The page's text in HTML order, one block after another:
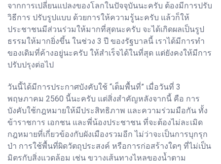
จากการเปลี่ยนแปลงของโลกในปัจจุบันนะครับ ต้องมีการปรับ
วิธีการ ปรับรูปแบบ ด้วยการให้ความรู้นะครับ แล้วก็ให้
ประชาชนมีส่วนร่วมให้มากที่สุดนะครับ จะได้เกิดผลเป็นรูป
ธรรมให้มากยิ่งขึ้น ในช่วง 3 ปี ของรัฐบาลนี้ เราได้มีการทำ
ของเดิมที่ค้างอยู่นะครับ ให้สำเร็จได้ในที่สุด แต่ยังคงให้มีการ
ปรับปรุงต่อไป
วันนี้ได้มีการประกาศบังคับใช้ “เต็มพื้นที่” เมื่อวันที่ 3
พฤษภาคม 2560 นี้นะครับ แต่สิ่งสำคัญหลังจากนี้ คือ การ
บังคับใช้กฎหมายให้มีประสิทธิภาพ และความร่วมมือกัน ทั้ง
ข้าราชการ เอกชน และพี่น้องประชาชน ที่จะต้องไม่ละเมิด
กฎหมายที่เกี่ยวข้องกับผังเมืองรวมอีก ไม่ว่าจะเป็นการบุกรุก
ป่า การใช้พื้นที่ผิดวัตถุประสงค์ หรือการก่อสร้างใดๆ ที่ไม่เป็น
มิตรกับสิ่งแวดล้อม เช่น ขวางเส้นทางไหลของน้ำตาม